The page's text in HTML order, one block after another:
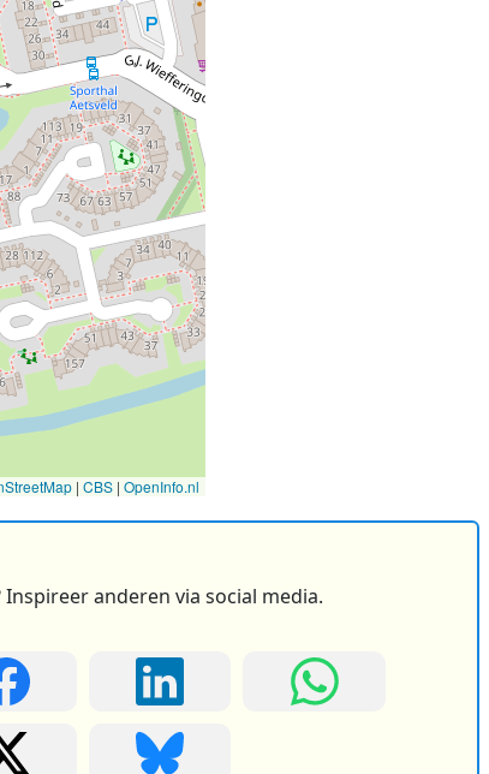
| CBS | OpenInfo.nl
anderen via social media.